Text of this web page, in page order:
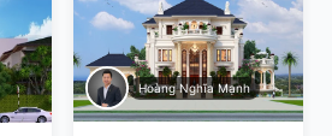
Hoàng Nghĩa Mạnh